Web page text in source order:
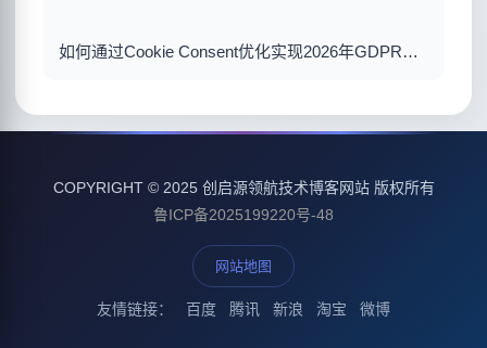
如何通过Cookie Consent优化实现2026年GDPR合规与用户体验双赢
COPYRIGHT © 2025 创启源领航技术博客网站 版权所有
鲁ICP备2025199220号-48
网站地图
友情链接： 百度 腾讯 新浪 淘宝 微博